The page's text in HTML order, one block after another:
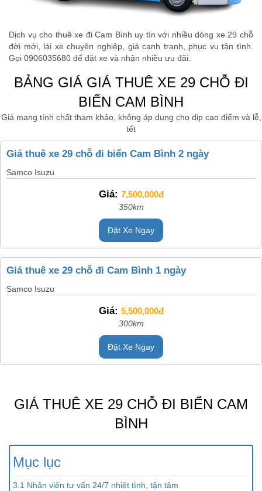
Dịch vụ cho thuê xe đi Cam Bình uy tín với nhiều dòng xe 29 chỗ
đời mới, lái xe chuyên nghiệp, giá cạnh tranh, phục vụ tận tình.
Gọi 0906035680 để đặt xe và nhận nhiều ưu đãi.
BẢNG GIÁ GIÁ THUÊ XE 29 CHỖ ĐI
BIỂN CAM BÌNH
Giá mang tính chất tham khảo, không áp dụng cho dịp cao điểm và lễ,
tết
Giá thuê xe 29 chỗ đi biển Cam Bình 2 ngày
Samco Isuzu
Giá: 7,500,000đ
350km
Đặt Xe Ngay
Giá thuê xe 29 chỗ đi Cam Bình 1 ngày
Samco Isuzu
Giá: 5,500,000đ
300km
Đặt Xe Ngay
GIÁ THUÊ XE 29 CHỖ ĐI BIỂN CAM
BÌNH
Mục lục
3.1 Nhân viên tư vấn 24/7 nhiệt tình, tận tâm